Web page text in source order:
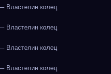
Властелин колец
Властелин колец
Властелин колец
Властелин колец